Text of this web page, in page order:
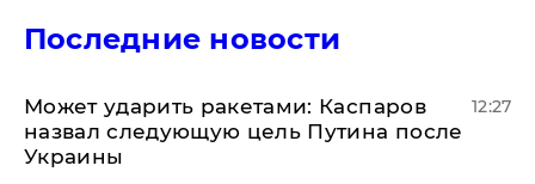
Последние новости
Может ударить ракетами: Каспаров
назвал следующую цель Путина после
Украины
12:27